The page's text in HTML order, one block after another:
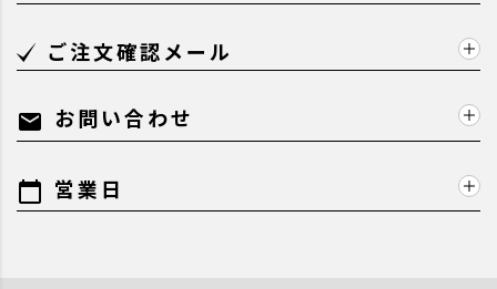
ご注文確認メール
mail お問い合わせ
calendar_today 営業日